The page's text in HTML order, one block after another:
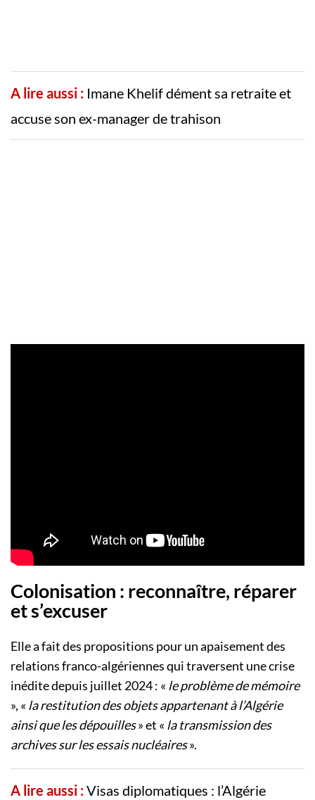
A lire aussi : Imane Khelif dément sa retraite et
accuse son ex-manager de trahison
Colonisation : reconnaître, réparer
et s’excuser
Elle a fait des propositions pour un apaisement des
relations franco-algériennes qui traversent une crise
inédite depuis juillet 2024 : « le problème de mémoire
», « la restitution des objets appartenant à l’Algérie
ainsi que les dépouilles» et « la transmission des
archives sur les essais nucléaires».
A lire aussi :Visas diplomatiques : l’Algérie